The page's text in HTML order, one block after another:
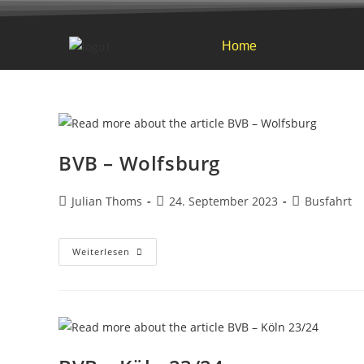
Home
BVB – Wolfsburg
Julian Thoms 24. September 2023 Busfahrt
Weiterlesen